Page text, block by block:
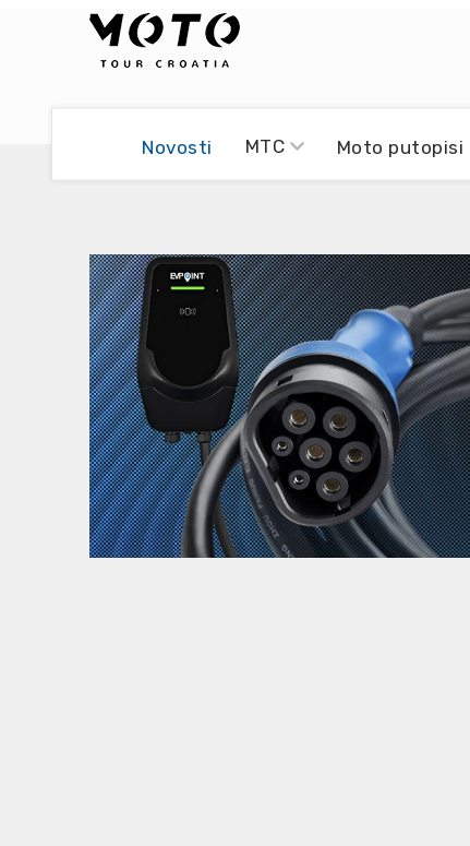
Novosti MTC Moto putopisi
Moto servisi
Impressum
Damir Pritišanac - Prile
Dario Dinter - Moto TOZ
Igor Kreč - UmPaDrum
Igor Kukec Brmbi
Slaven Gajdek
MTC - Moto Tour Croatia
Moto putopisi
Vikend vožnje
Zanimljivost